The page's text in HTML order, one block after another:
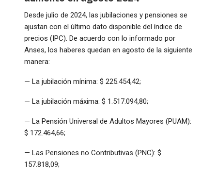
Desde julio de 2024, las jubilaciones y pensiones se
ajustan con el último dato disponible del índice de
precios (IPC). De acuerdo con lo informado por
Anses, los haberes quedan en agosto de la siguiente
manera:
— La jubilación mínima: $ 225.454,42;
— La jubilación máxima: $ 1.517.094,80;
— La Pensión Universal de Adultos Mayores (PUAM):
$ 172.464,66;
— Las Pensiones no Contributivas (PNC): $
157.818,09;